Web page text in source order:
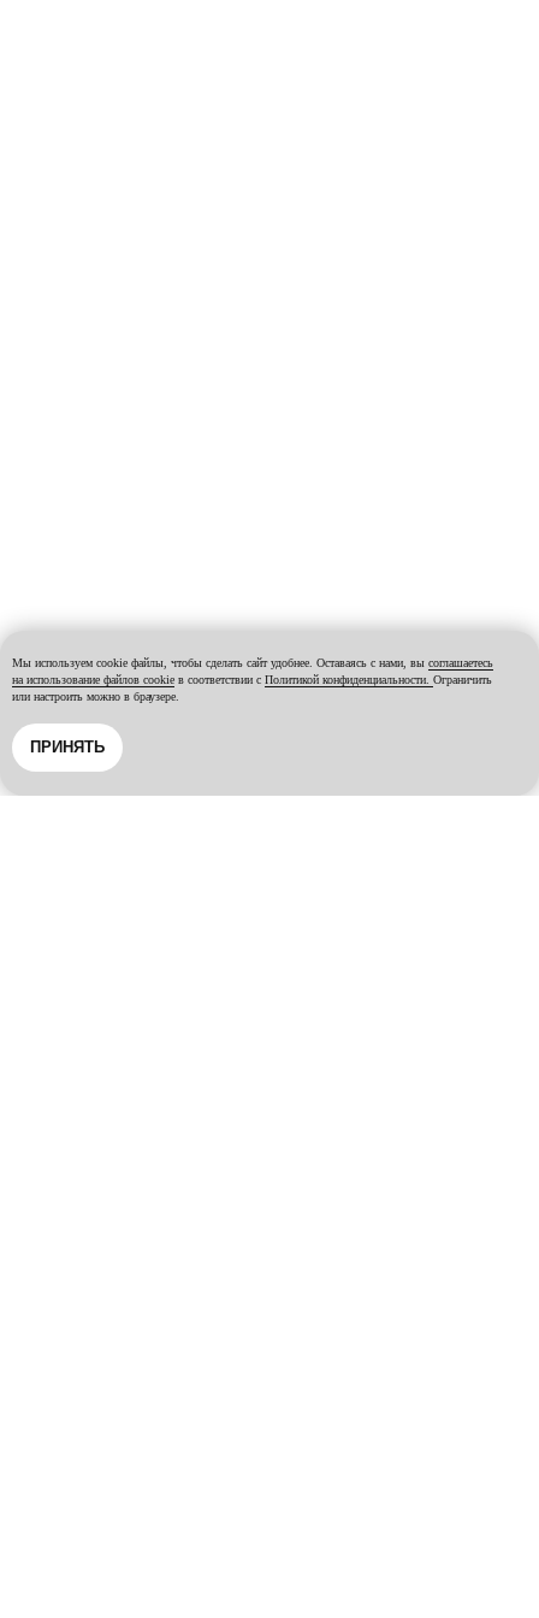
Мы используем cookie файлы, чтобы сделать сайт удобнее. Оставаясь с нами, вы соглашаетесь
на использование файлов cookie в соответствии с Политикой конфиденциальности. Ограничить
или настроить можно в браузере.
ПРИНЯТЬ